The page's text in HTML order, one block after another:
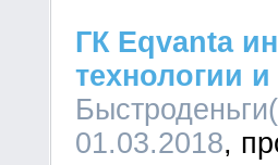
ГК Eqvanta
технологии
01.03.2018